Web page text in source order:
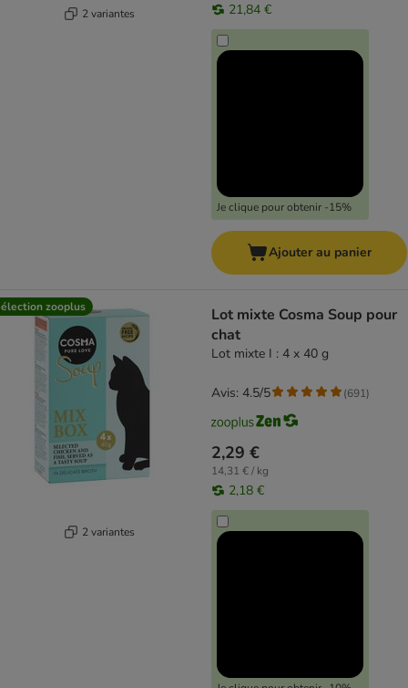
2 variantes 21,84 €
Je clique pour obtenir -15%
Ajouter au panier
zooplus
2 variantes
Lot mixte Cosma Soup pour
chat
Lot mixte I : 4 x 40 g
2,29 €
14,31 € / kg
2,18 €
Avis: 4.5/5 (691)